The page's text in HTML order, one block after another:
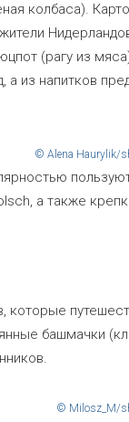
колбаса).
(рагу из
а из напитков
© Alena Haurylik/
а также
которые
башмачки
© Milosz_M/